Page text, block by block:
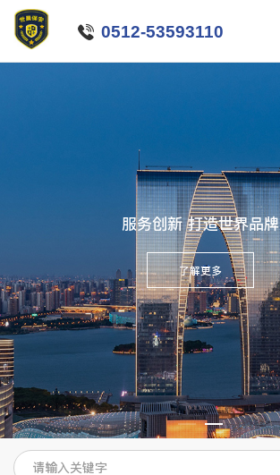
 0512-53593110
服务创新 打造世界品牌
了解更多